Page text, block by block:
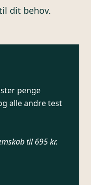
dit behov.
penge
alle andre test
til 695 kr.